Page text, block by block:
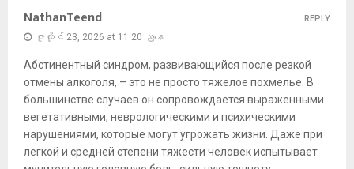
NathanTeend
ဇူလိုင် 23, 2026 at 11:20 ညနေ
Абстинентный синдром, развивающийся после резкой
отмены алкоголя, – это не просто тяжелое похмелье. В
большинстве случаев он сопровождается выраженными
вегетативными, неврологическими и психическими
нарушениями, которые могут угрожать жизни. Даже при
легкой и средней степени тяжести человек испытывает
REPLY